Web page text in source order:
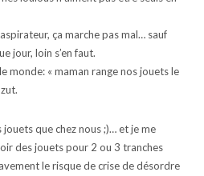
ça marche pas mal… sauf
jour, loin s’en faut.
monde: « maman range nos jouets le
jouets que chez nous ;)… et je me
des jouets pour 2 ou 3 tranches
le risque de crise de désordre